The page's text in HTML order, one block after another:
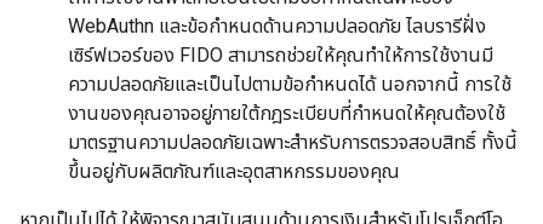
WebAuthn และข้อกำหนดด้านความปลอดภัย ไลบรารีฝั่ง
เซิร์ฟเวอร์ของ FIDO สามารถช่วยให้คุณทำให้การใช้งานมี
ความปลอดภัยและเป็นไปตามข้อกำหนดได้ นอกจากนี้ การใช้
งานของคุณอาจอยู่ภายใต้กฎระเบียบที่กำหนดให้คุณต้องใช้
มาตรฐานความปลอดภัยเฉพาะสำหรับการตรวจสอบสิทธิ์ ทั้งนี้
ขึ้นอยู่กับผลิตภัณฑ์และอุตสาหกรรมของคุณ